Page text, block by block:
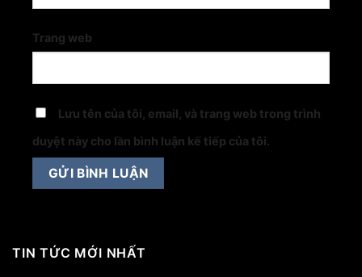
Trang web
Lưu tên của tôi, email, và trang web trong trình
duyệt này cho lần bình luận kế tiếp của tôi.
TIN TỨC MỚI NHẤT